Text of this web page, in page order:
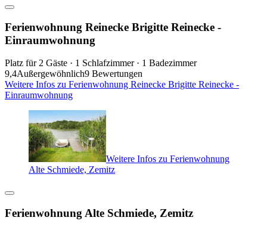
Ferienwohnung Reinecke Brigitte Reinecke -
Einraumwohnung
Platz für 2 Gäste · 1 Schlafzimmer · 1 Badezimmer
9,4Außergewöhnlich9 Bewertungen
Weitere Infos zu Ferienwohnung Reinecke Brigitte Reinecke -
Einraumwohnung
Weitere Infos zu Ferienwohnung
Alte Schmiede, Zemitz
Ferienwohnung Alte Schmiede, Zemitz